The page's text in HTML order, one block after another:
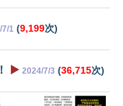
7/1 (9,199次)
▶️ 2024/7/3 (36,715次)